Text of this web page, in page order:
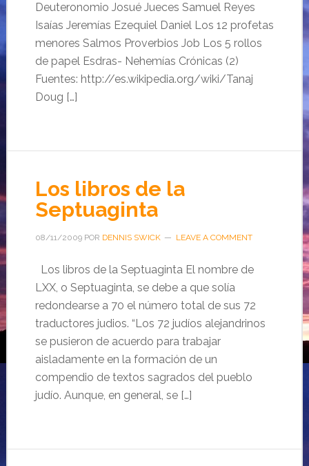
Deuteronomio Josué Jueces Samuel Reyes
Isaías Jeremías Ezequiel Daniel Los 12 profetas
menores Salmos Proverbios Job Los 5 rollos
de papel Esdras- Nehemías Crónicas (2)
Fuentes: http://es.wikipedia.org/wiki/Tanaj
Doug […]
Los libros de la
Septuaginta
08/11/2009POR DENNIS SWICK LEAVE A COMMENT
Los libros de la Septuaginta El nombre de
LXX, o Septuaginta, se debe a que solía
redondearse a 70 el número total de sus 72
traductores judios. “Los 72 judíos alejandrinos
se pusieron de acuerdo para trabajar
aisladamente en la formación de un
compendio de textos sagrados del pueblo
judío. Aunque, en general, se […]